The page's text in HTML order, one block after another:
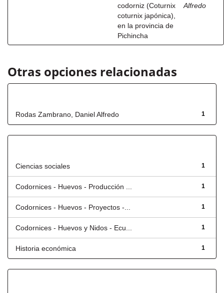
codorniz (Coturnix
coturnix japónica),
en la provincia de
Pichincha
Alfredo
Otras opciones relacionadas
1
Rodas Zambrano, Daniel Alfredo
1
Ciencias sociales
1
Codornices - Huevos - Producción ...
1
Codornices - Huevos - Proyectos -...
1
Codornices - Huevos y Nidos - Ecu...
1
Historia económica